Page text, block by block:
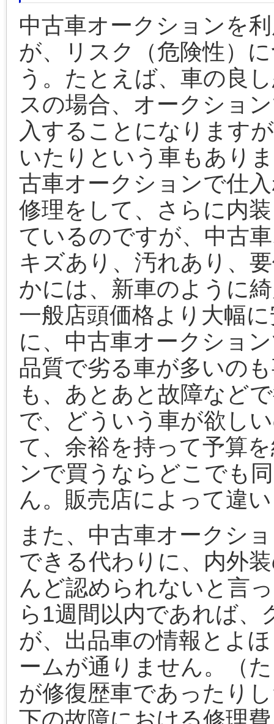
中古車オークションを
が、リスク（危険性）
う。たとえば、車の良
スの場合、オークショ
入することになります
いたりという車もあり
古車オークションで仕
修理をして、さらに内
ているのですが、中古
キズあり、汚れあり、
かには、新車のように
一般店頭価格より大幅
に、中古車オークショ
品質で劣る車が多いの
も、あとあと故障など
で、どういう車が欲し
て、余裕を持って予算
ンで買うならどこでも
ん。販売店によって違
また、中古車オークシ
できる代わりに、内外
んど認められないと言
ら1週間以内であれば、
が、出品車の情報とよ
ームが通りません。（
が修復歴車であったり